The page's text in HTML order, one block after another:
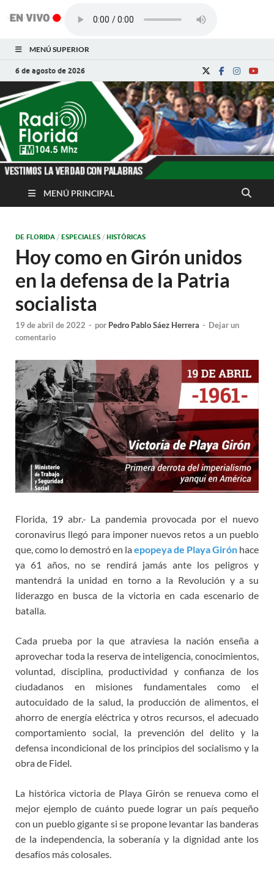
MENÚ SUPERIOR
6 de agosto de 2026
Radio Florida de
Cuba
Noticias y Actualidades de Florida, Camagüey,
MENÚ PRINCIPAL
DE FLORIDA / ESPECIALES / HISTÓRICAS
Hoy como en Girón unidos
en la defensa de la Patria
socialista
19 de abril de 2022 - por Pedro Pablo Sáez Herrera - Dejar un
comentario
Florida, 19 abr.- La pandemia provocada por el nuevo
coronavirus llegó para imponer nuevos retos a un pueblo
que, como lo demostró en laepopeya de Playa Girón hace
ya 61 años, no se rendirá jamás ante los peligros y
mantendrá la unidad en torno a la Revolución y a su
liderazgo en busca de la victoria en cada escenario de
batalla.
Cada prueba por la que atraviesa la nación enseña a
aprovechar toda la reserva de inteligencia, conocimientos,
voluntad, disciplina, productividad y confianza de los
ciudadanos en misiones fundamentales como el
autocuidado de la salud, la producción de alimentos, el
ahorro de energía eléctrica y otros recursos, el adecuado
comportamiento social, la prevención del delito y la
defensa incondicional de los principios del socialismo y la
obra de Fidel.
La histórica victoria de Playa Girón se renueva como el
mejor ejemplo de cuánto puede lograr un país pequeño
con un pueblo gigante si se propone levantar las banderas
de la independencia, la soberanía y la dignidad ante los
desafíos más colosales.